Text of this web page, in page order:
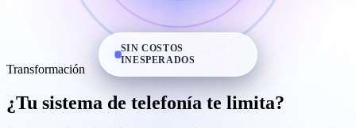
SIN COSTOS
INESPERADOS
Transformación
¿Tu sistema de telefonía te limita?